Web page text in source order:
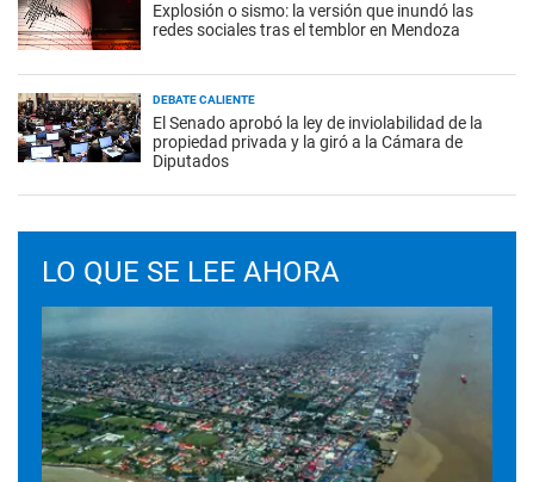
Explosión o sismo: la versión que inundó las
redes sociales tras el temblor en Mendoza
DEBATE CALIENTE
El Senado aprobó la ley de inviolabilidad de la
propiedad privada y la giró a la Cámara de
Diputados
LO QUE SE LEE AHORA